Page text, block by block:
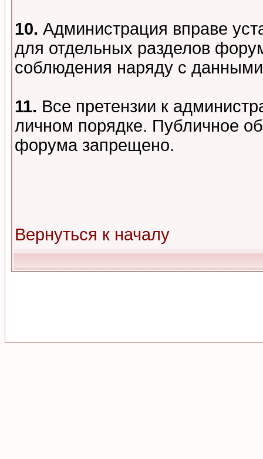
10. Администрация вправе
для отдельных разделов
соблюдения наряду с
11. Все претензии к
личном порядке. Публичное
форума запрещено.
Вернуться к началу